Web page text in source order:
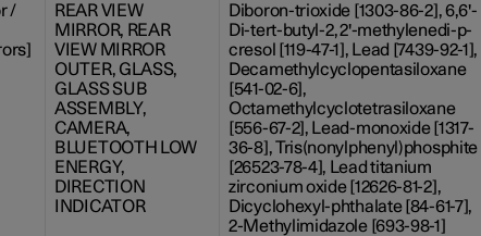
/
REAR VIEW
MIRROR, REAR
VIEW MIRROR
OUTER, GLASS,
GLASS SUB
ASSEMBLY,
CAMERA,
BLUETOOTH LOW
ENERGY,
DIRECTION
INDICATOR
Diboron-trioxide [1303-86-2], 6,6'-
Di-tert-butyl-2,2'-methylenedi-p-
cresol [119-47-1], Lead [7439-92-1],
Decamethylcyclopentasiloxane
[541-02-6],
Octamethylcyclotetrasiloxane
[556-67-2], Lead-monoxide [1317-
36-8], Tris(nonylphenyl)phosphite
[26523-78-4], Lead titanium
zirconium oxide [12626-81-2],
Dicyclohexyl-phthalate [84-61-7],
2-Methylimidazole [693-98-1]